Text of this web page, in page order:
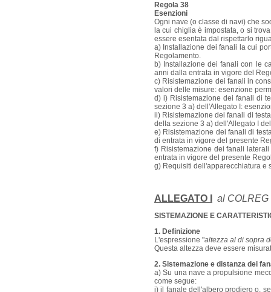
Regola 38
Esenzioni
Ogni nave (o classe di navi) che
la cui chiglia è impostata, o si
essere esentata dal rispettarlo
a) Installazione dei fanali la cui
Regolamento.
b) Installazione dei fanali con le
anni dalla entrata in vigore del
c) Risistemazione dei fanali in
valori delle misure: esenzione
d) i) Risistemazione dei fanali di
sezione 3 a) dell'Allegato I:
ii) Risistemazione dei fanali di
della sezione 3 a) dell'Allegato I
e) Risistemazione dei fanali di
di entrata in vigore del presente
f) Risistemazione dei fanali
entrata in vigore del presente
g) Requisiti dell'apparecchiatura e
ALLEGATO I al COLREG
SISTEMAZIONE E
1. Definizione
L'espressione "altezza al di sopra
Questa altezza deve essere
2. Sistemazione e distanza dei
a) Su una nave a propulsione
come segue:
i) il fanale dell'albero prodiero o,